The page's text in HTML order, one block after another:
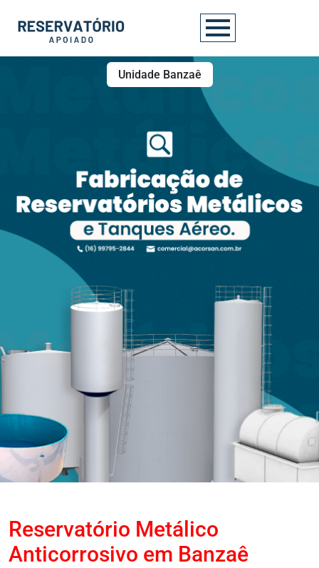
Unidade Banzaê
Reservatório Metálico
Anticorrosivo em Banzaê